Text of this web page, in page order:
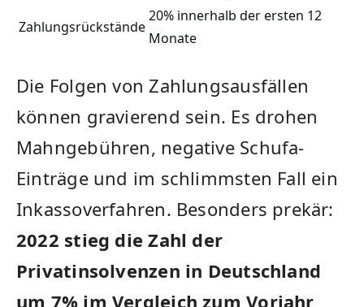
Zahlungsrückstände
20% innerhalb der ersten 12
Monate
Die Folgen von Zahlungsausfällen
können gravierend sein. Es drohen
Mahngebühren, negative Schufa-
Einträge und im schlimmsten Fall ein
Inkassoverfahren. Besonders prekär:
2022 stieg die Zahl der
Privatinsolvenzen in Deutschland
um 7% im Vergleich zum Vorjahr,